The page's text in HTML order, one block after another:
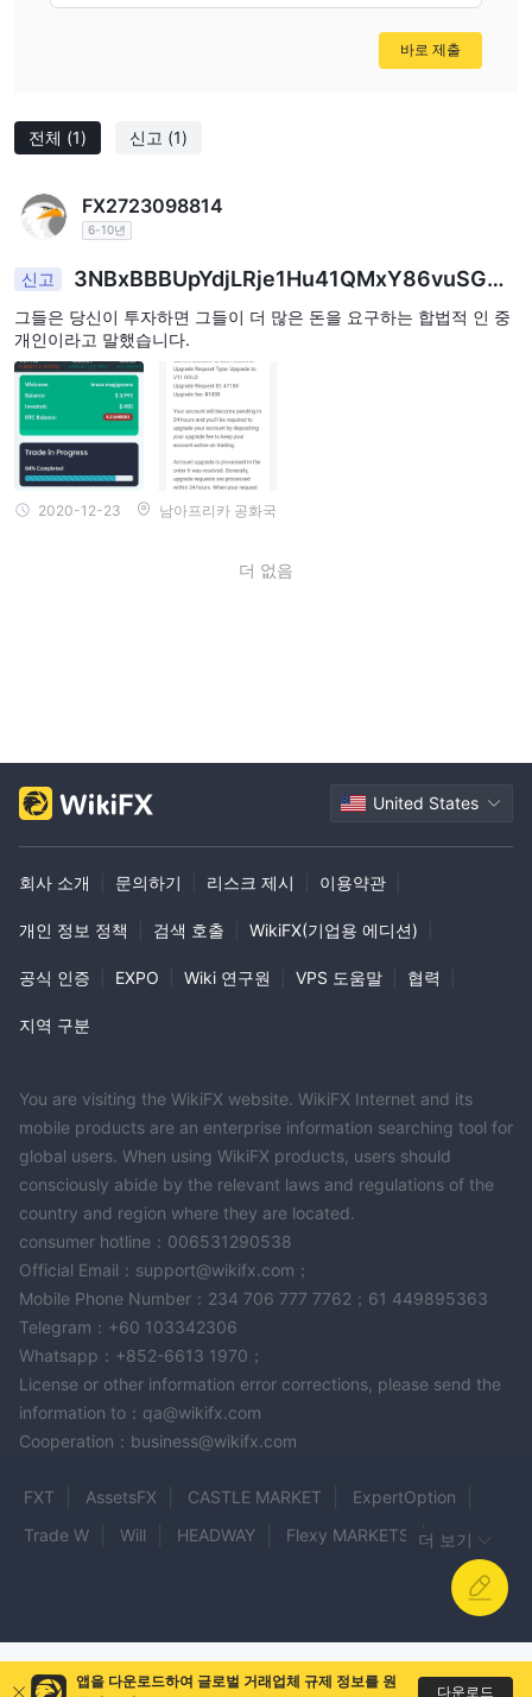
전체 (1) 신고 (1)
FX2723098814
6-10년
신고
3NBxBBBUpYdjLRje1Hu41QMxY86vuSGRS
그들은 당신이 투자하면 그들이 더 많은 돈을 요구하는 합법적 인 중
개인이라고 말했습니다.
2020-12-23 남아프리카 공화국
더 없음
바로 제출
United States
회사 소개 문의하기 리스크 제시 이용약관
개인 정보 정책 검색 호출 WikiFX(기업용 에디션)
공식 인증 EXPO Wiki 연구원 VPS 도움말 협력
지역 구분
You are visiting the WikiFX website. WikiFX Internet and its
mobile products are an enterprise information searching tool for
global users. When using WikiFX products, users should
consciously abide by the relevant laws and regulations of the
country and region where they are located.
consumer hotline：006531290538
Official Email：support@wikifx.com；
Mobile Phone Number：234 706 777 7762；61 449895363
Telegram：+60 103342306
Whatsapp：+852-6613 1970；
License or other information error corrections, please send the
information to：qa@wikifx.com
Cooperation：business@wikifx.com
FXT AssetsFX CASTLE MARKET
ExpertOption
Trade W
Will HEADWAY
Flexy MARKETS
Rame Markets
Cyber FX ProStocks
DBFX
Zen Trader
더 보기
앱을 다운로드하여 글로벌 거래업체 규제 정보를 원
다운로드